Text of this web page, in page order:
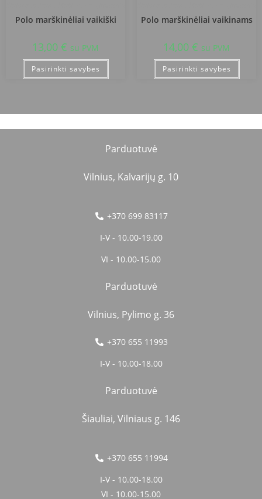
Polo marškinėliai vaikiški
13,00 € su PVM
Pasirinkti savybes
Polo marškinėliai vaikinams
14,00 € su PVM
Pasirinkti savybes
Parduotuvė
Vilnius, Kalvarijų g. 10
+370 699 83117
I-V - 10.00-19.00
VI - 10.00-15.00
Parduotuvė
Vilnius, Pylimo g. 36
+370 655 11993
I-V - 10.00-18.00
Parduotuvė
Šiauliai, Vilniaus g. 146
+370 655 11994
I-V - 10.00-18.00
VI - 10.00-15.00